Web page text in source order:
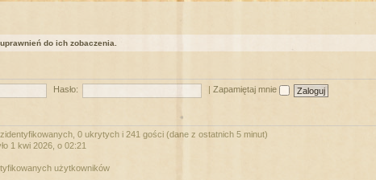
do ich zobaczenia.
Hasło: Zapamiętaj mnie
0 ukrytych i 241 gości (dane z ostatnich 5 minut)
1 kwi 2026, o 02:21
użytkowników